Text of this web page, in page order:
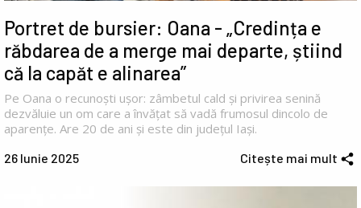
Portret de bursier: Oana - „Credința e
răbdarea de a merge mai departe, știind
că la capăt e alinarea”
Pe Oana o recunoști ușor: zâmbetul cald și privirea senină
dezvăluie un om care a învățat să vadă frumosul dincolo de
aparențe. Are 20 de ani și este din județul Iași.
26 Iunie 2025 Citește mai mult